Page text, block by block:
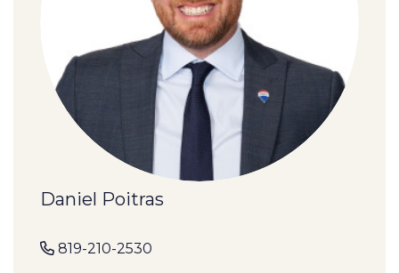
Daniel Poitras
819-210-2530